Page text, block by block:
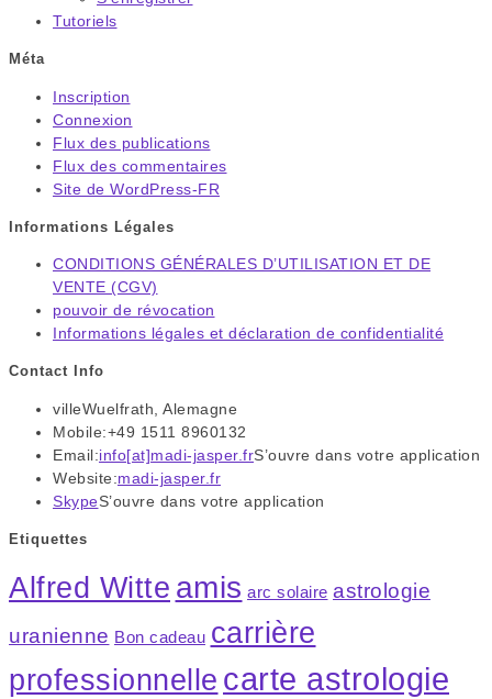
Tutoriels
Méta
Inscription
Connexion
Flux des publications
Flux des commentaires
Site de WordPress-FR
Informations Légales
CONDITIONS GÉNÉRALES D’UTILISATION ET DE
VENTE (CGV)
pouvoir de révocation
Informations légales et déclaration de confidentialité
Contact Info
villeWuelfrath, Alemagne
Mobile:+49 1511 8960132
Email:info[at]madi-jasper.frS’ouvre dans votre application
Website:madi-jasper.fr
SkypeS’ouvre dans votre application
Etiquettes
Alfred Witte amis arc solaire astrologie
uranienne Bon cadeau carrière
professionnelle carte astrologie